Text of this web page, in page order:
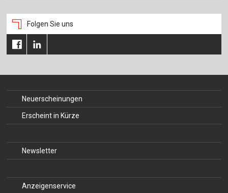
Folgen Sie uns
Neuerscheinungen
Erscheint in Kürze
Newsletter
Anzeigenservice